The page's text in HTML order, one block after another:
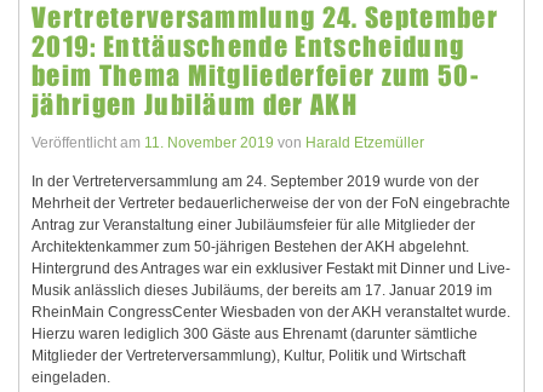
Vertreterversammlung 24. September
2019: Enttäuschende Entscheidung
beim Thema Mitgliederfeier zum 50-
jährigen Jubiläum der AKH
Veröffentlicht am 11. November 2019 von Harald Etzemüller
In der Vertreterversammlung am 24. September 2019 wurde von der
Mehrheit der Vertreter bedauerlicherweise der von der FoN eingebrachte
Antrag zur Veranstaltung einer Jubiläumsfeier für alle Mitglieder der
Architektenkammer zum 50-jährigen Bestehen der AKH abgelehnt.
Hintergrund des Antrages war ein exklusiver Festakt mit Dinner und Live-
Musik anlässlich dieses Jubiläums, der bereits am 17. Januar 2019 im
RheinMain CongressCenter Wiesbaden von der AKH veranstaltet wurde.
Hierzu waren lediglich 300 Gäste aus Ehrenamt (darunter sämtliche
Mitglieder der Vertreterversammlung), Kultur, Politik und Wirtschaft
eingeladen.